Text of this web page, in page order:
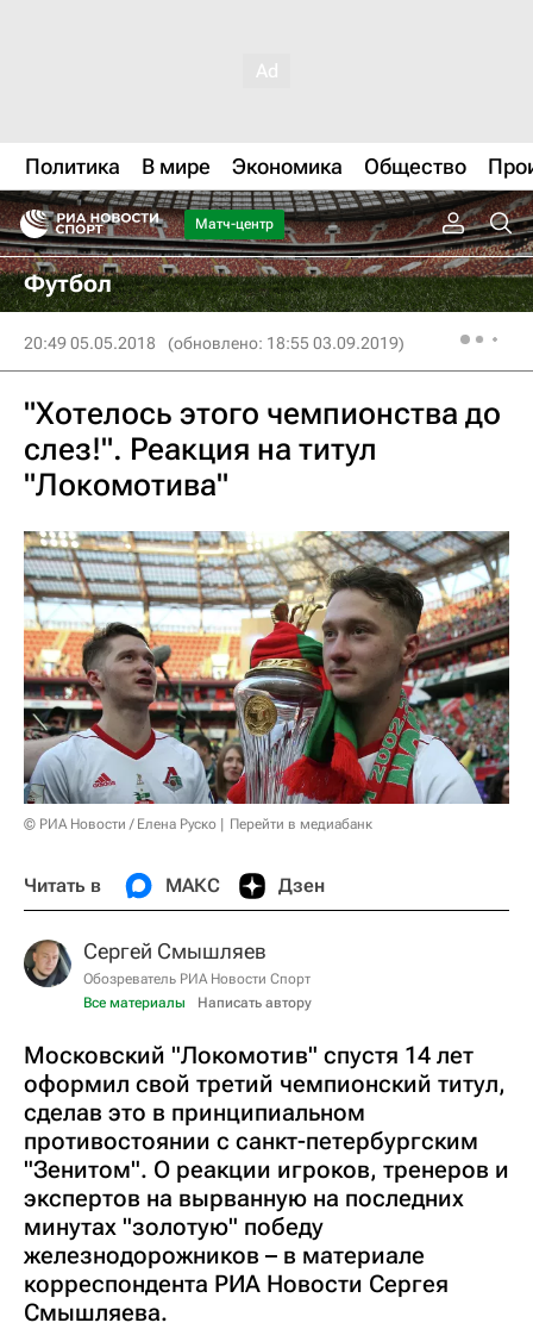
Политика В мире Экономика Общество
Матч-центр
Футбол
20:49 05.05.2018 (обновлено: 18:55 03.09.2019)
"Хотелось этого чемпионства до
слез!". Реакция на титул
"Локомотива"
© РИА Новости / Елена Руско Перейти в медиабанк
Читать в МАКС Дзен
Сергей Смышляев
Обозреватель РИА Новости Спорт
Все материалы
Написать автору
Московский "Локомотив" спустя 14 лет
оформил свой третий чемпионский титул,
сделав это в принципиальном
противостоянии с санкт-петербургским
"Зенитом". О реакции игроков, тренеров и
экспертов на вырванную на последних
минутах "золотую" победу
железнодорожников – в материале
корреспондента РИА Новости Сергея
Смышляева.